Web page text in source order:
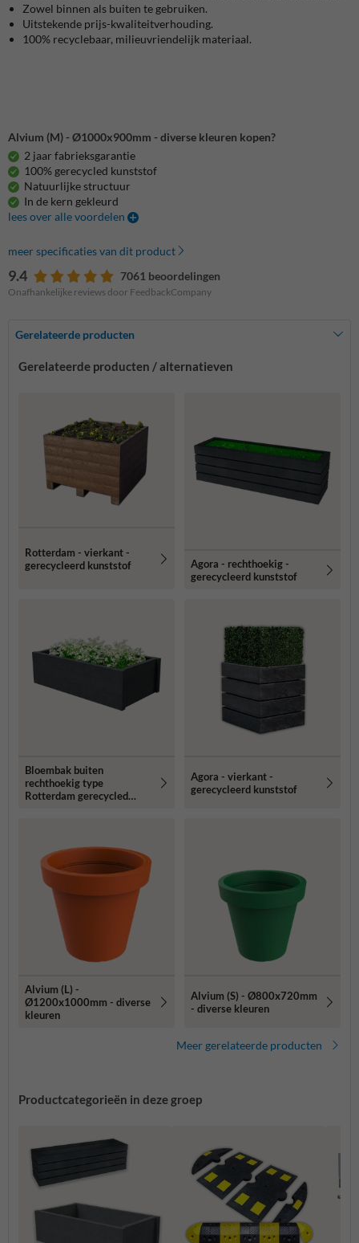
Zowel binnen als buiten te gebruiken.
Uitstekende prijs-kwaliteitverhouding.
100% recyclebaar, milieuvriendelijk materiaal.
Alvium (M) - Ø1000x900mm - diverse kleuren kopen?
2 jaar fabrieksgarantie
100% gerecycled kunststof
Natuurlijke structuur
In de kern gekleurd
lees over alle voordelen
meer specificaties van dit product
9.4 7061 beoordelingen
Onafhankelijke reviews door FeedbackCompany
Gerelateerde producten
Gerelateerde producten / alternatieven
Rotterdam - vierkant -
gerecycleerd kunststof
Agora - rechthoekig -
gerecycleerd kunststof
Bloembak buiten
rechthoekig type
Rotterdam gerecycled
Agora - vierkant -
gerecycleerd kunststof
Alvium (L) -
Ø1200x1000mm - diverse
kleuren
Alvium (S) - Ø800x720mm
- diverse kleuren
Meer gerelateerde producten
Productcategorieën in deze groep